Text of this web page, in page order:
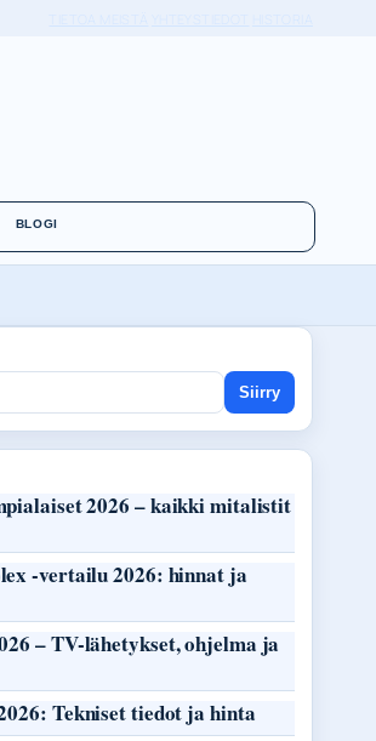
BLOGI
Siirry
2026 – kaikki mitalistit
-vertailu 2026: hinnat ja
– TV-lähetykset, ohjelma ja
Tekniset tiedot ja hinta